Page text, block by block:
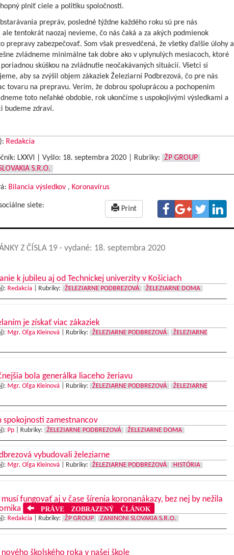
plniť ciele a politiku spoločnosti.
prepráv, posledné týždne každého roku sú pre nás
ale tentokrát naozaj nevieme, čo nás čaká a za akých podmienok
prepravy zabezpečovať. Som však presvedčená, že všetky ďalšie úlohy a
zvládneme minimálne tak dobre ako v uplynulých mesiacoch, ktoré
skúškou na zvládnutie neočakávaných situácií. Všetci si
aby sa zvýšil objem zákaziek Železiarní Podbrezová, čo pre nás
tovaru na prepravu. Verím, že dobrou spoluprácou a pochopením
toto neľahké obdobie, rok ukončíme s uspokojivými výsledkami a
budeme zdraví.
Redakcia
LXXVI | Vyšlo: 18. septembra 2020| Rubriky:
ŽP GROUP
S.R.O.
Bilancia výsledkov, Koronavírus
siete: Print
Z ČÍSLA 19 - vydané: 18. septembra 2020
k jubileu aj od Technickej univerzity v Košiciach
Redakcia Rubriky: ŽELEZIARNE PODBREZOVÁ ŽELEZIARNE DOMA
je získať viac zákaziek
Mgr. Oľga Kleinová Rubriky: ŽELEZIARNE PODBREZOVÁ
ŽELEZIARNE
bola generálka liaceho žeriavu
Mgr. Oľga Kleinová Rubriky: ŽELEZIARNE PODBREZOVÁ
ŽELEZIARNE
spokojnosti zamestnancov
Pp| Rubriky: ŽELEZIARNE PODBREZOVÁ ŽELEZIARNE DOMA
vybudovali železiarne
Mgr. Oľga Kleinová Rubriky: ŽELEZIARNE PODBREZOVÁ HISTÓRIA
fungovať aj v čase šírenia koronanákazy, bez nej by nežila
PRÁVE ZOBRAZENÝ ČLÁNOK
Redakcia Rubriky: ŽP GROUP ZANINONI SLOVAKIA S.R.O.
školského roka v našej škole